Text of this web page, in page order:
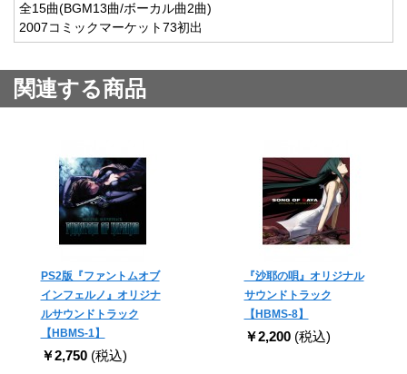
全15曲(BGM13曲/ボーカル曲2曲)
2007コミックマーケット73初出
関連する商品
PS2版『ファントムオブ
インフェルノ』オリジナ
ルサウンドトラック
【HBMS-1】
￥2,750 (税込)
『沙耶の唄』オリジナル
サウンドトラック
【HBMS-8】
￥2,200 (税込)